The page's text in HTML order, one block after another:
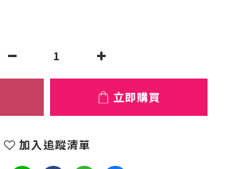
立即購買
加入追蹤清單